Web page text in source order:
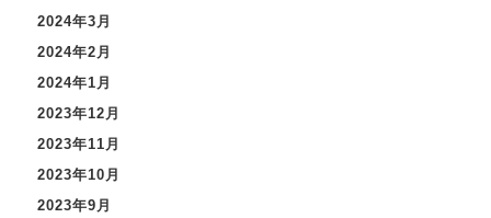
2024年3月
2024年2月
2024年1月
2023年12月
2023年11月
2023年10月
2023年9月